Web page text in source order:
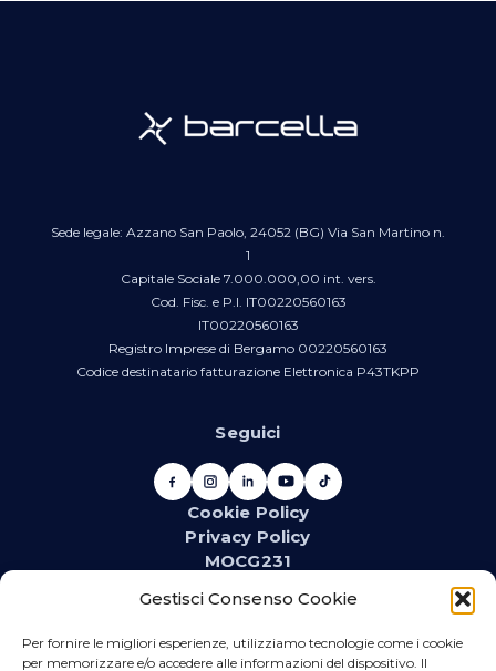
Gestisci Consenso Cookie
Per fornire le migliori esperienze, utilizziamo tecnologie come i cookie
per memorizzare e/o accedere alle informazioni del dispositivo. Il
Sede legale: Azzano San Paolo, 24052 (BG) Via San Martino n.
1
Capitale Sociale 7.000.000,00 int. vers.
Cod. Fisc. e P.I. IT00220560163
IT00220560163
Registro Imprese di Bergamo 00220560163
Codice destinatario fatturazione Elettronica P43TKPP
Seguici
Cookie Policy
Privacy Policy
MOCG231
promozioni, eventi e contenuti dedicati.